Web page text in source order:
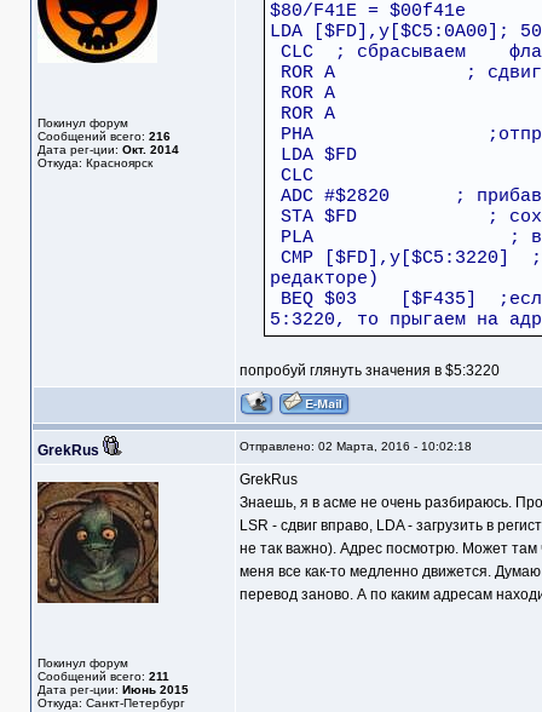
Покинул форум
Сообщений всего: 216
Дата рег-ции: Окт. 2014
Откуда: Красноярск
$80/F41E = $00f41e
LDA [$FD],y[$C5:0A00];
CLC ;
ROR A ; сдвиг в
ROR A
ROR A
PHA
LDA $FD
CLC
ADC #$2820 ;
STA $FD ;
PLA ;
CMP [$FD],y[$C5:3220]
редакторе)
BEQ $03 [$F435] ;если
5:3220, то прыгаем на
попробуй глянуть значения в $5:3220
GrekRus Отправлено: 02 Марта, 2016 - 10:02:18
Покинул форум
Сообщений всего: 211
Дата рег-ции: Июнь 2015
Откуда: Санкт-Петербург
GrekRus
Знаешь, я в асме не очень разбираюсь.
LSR - сдвиг вправо, LDA - загрузить в
не так важно). Адрес посмотрю. Может там
меня все как-то медленно движется.
перевод заново. А по каким адресам